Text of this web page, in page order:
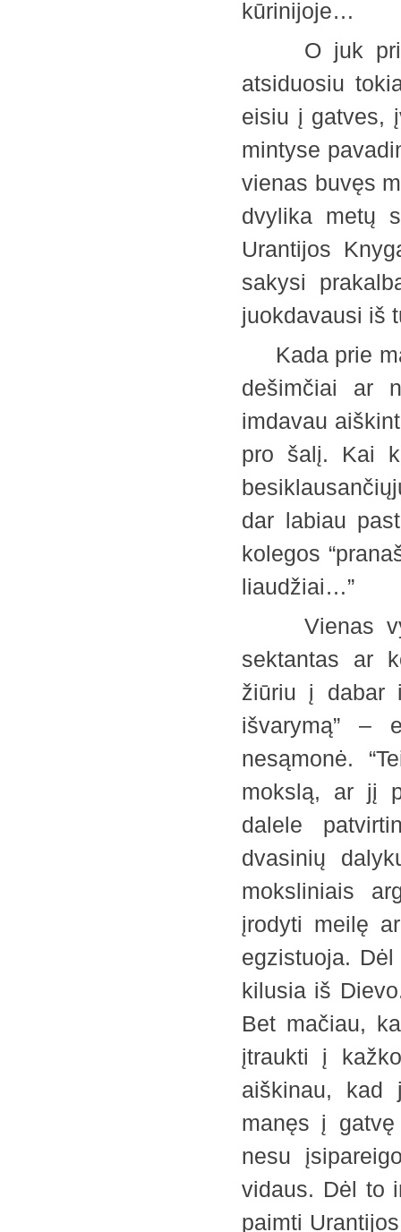
kūrinijoje…
O juk prieš
atsiduosiu
eisiu į gatves,
mintyse
vienas buvęs
dvylika metų
Urantijos
sakysi
juokdavausi
Kada prie
dešimčiai ar
imdavau
pro šalį. Kai
dar labiau
kolegos
liaudžiai…”
Vienas
sektantas ar
žiūriu į dabar
išvarymą” –
nesąmonė.
mokslą, ar jį
dalele
dvasinių
moksliniais
įrodyti meilę
egzistuoja.
kilusia iš
Bet mačiau,
įtraukti į
aiškinau, kad
manęs į
nesu
vidaus. Dėl to
paimti